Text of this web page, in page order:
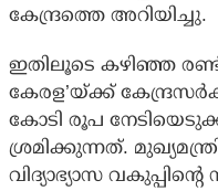
കേന്ദ്രത്തെ അറിയിച്ചു.
ഇതിലൂടെ കഴിഞ്ഞ
കേരള’യ്ക്ക്
കോടി രൂപ
ശ്രമിക്കുന്നത്.
വിദ്യാഭ്യാസ വകുപ്പിന്റെ